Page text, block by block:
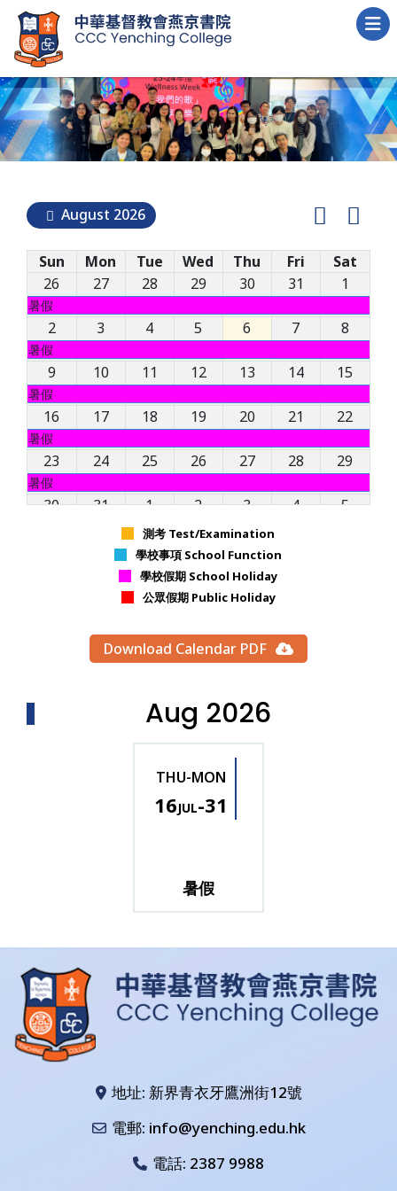
August 2026
Sun Mon Tue Wed Thu Fri
Sat
26
27 28 29 30 31 1
暑假
2 3 4 5 6 7 8
暑假
9 10 11 12 13 14 15
暑假
16 17 18 19 20 21 22
暑假
23 24 25 26 27 28 29
暑假
30 31 1 2 3 4 5
測考 Test/Examination
學校事項 School Function
學校假期 School Holiday
公眾假期 Public Holiday
Download Calendar PDF
Aug 2026
THU-MON
16JUL-31
暑假
地址: 新界青衣牙鷹洲街12號
電郵: info@yenching.edu.hk
電話: 2387 9988